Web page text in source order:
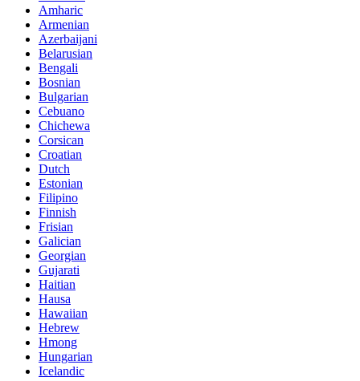
Amharic
Armenian
Azerbaijani
Belarusian
Bengali
Bosnian
Bulgarian
Cebuano
Chichewa
Corsican
Croatian
Dutch
Estonian
Filipino
Finnish
Frisian
Galician
Georgian
Gujarati
Haitian
Hausa
Hawaiian
Hebrew
Hmong
Hungarian
Icelandic